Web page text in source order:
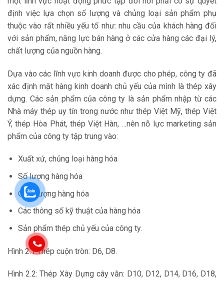
định việc lựa chọn số lượng và chủng loại sản phẩm phụ
thuộc vào rất nhiều yếu tố như: nhu cầu của khách hàng đối
với sản phẩm, năng lực bán hàng ở các cửa hàng các đại lý,
chất lượng của nguồn hàng.
Dựa vào các lĩnh vực kinh doanh được cho phép, công ty đã
xác định mặt hàng kinh doanh chủ yếu của mình là thép xây
dựng. Các sản phẩm của công ty là sản phẩm nhập từ các
Nhà máy thép uy tín trong nước như thép Việt Mỹ, thép Việt
Ý, thép Hòa Phát, thép Việt Hàn, …nên nỗ lực marketing sản
phẩm của công ty tập trung vào:
Xuất xứ, chủng loại hàng hóa
Số lượng hàng hóa
Chất lượng hàng hóa
Các thông số kỹ thuật của hàng hóa
Sản phẩm thép chủ yếu của công ty.
Hình 2.1:Thép cuộn tròn: D6, D8.
Hình 2.2: Thép Xây Dựng cây vằn: D10, D12, D14, D16, D18,